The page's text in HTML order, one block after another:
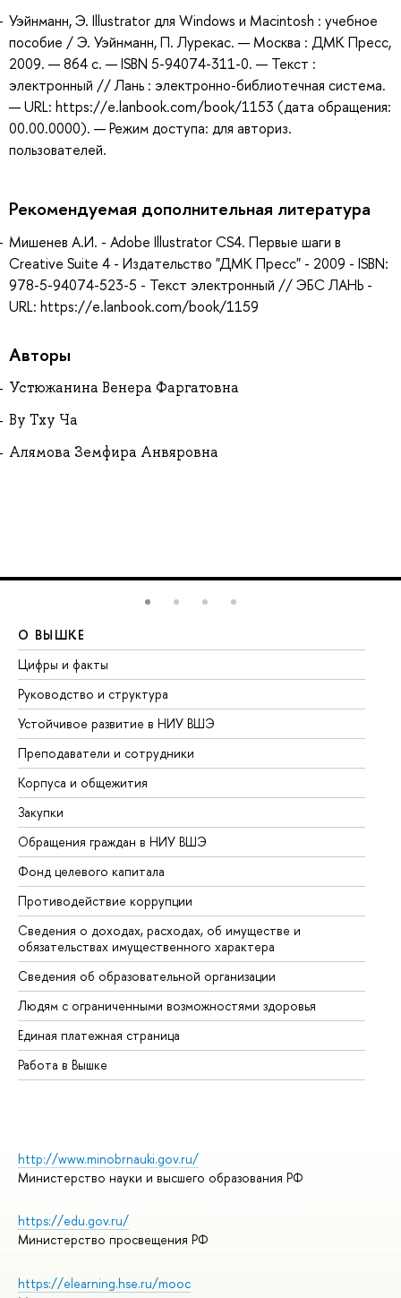
Уэйнманн, Э. Illustrator для Windows и Macintosh : учебное
пособие / Э. Уэйнманн, П. Лурекас. — Москва : ДМК Пресс,
2009. — 864 с. — ISBN 5-94074-311-0. — Текст :
электронный // Лань : электронно-библиотечная система.
— URL: https://e.lanbook.com/book/1153 (дата обращения:
00.00.0000). — Режим доступа: для авториз.
пользователей.
Рекомендуемая дополнительная литература
Мишенев А.И. - Adobe Illustrator СS4. Первые шаги в
Creative Suite 4 - Издательство "ДМК Пресс" - 2009 - ISBN:
978-5-94074-523-5 - Текст электронный // ЭБС ЛАНЬ -
URL: https://e.lanbook.com/book/1159
Авторы
Устюжанина Венера Фаргатовна
Ву Тху Ча
Алямова Земфира Анвяровна
О ВЫШКЕ
Цифры и факты
Руководство и структура
Устойчивое развитие в НИУ ВШЭ
Преподаватели и сотрудники
Корпуса и общежития
Закупки
Обращения граждан в НИУ ВШЭ
Фонд целевого капитала
Противодействие коррупции
Сведения о доходах, расходах, об имуществе и
обязательствах имущественного характера
Сведения об образовательной организации
Людям с ограниченными возможностями здоровья
Единая платежная страница
Работа в Вышке
http://www.minobrnauki.gov.ru/
Министерство науки и высшего образования РФ
https://edu.gov.ru/
Министерство просвещения РФ
https://elearning.hse.ru/mooc